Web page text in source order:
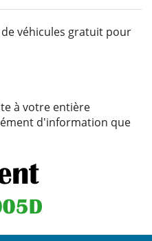
véhicules gratuit pour
à votre entière
d'information que